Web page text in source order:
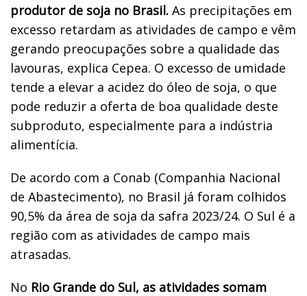
produtor de soja no Brasil. As precipitações em
excesso retardam as atividades de campo e vêm
gerando preocupações sobre a qualidade das
lavouras, explica Cepea. O excesso de umidade
tende a elevar a acidez do óleo de soja, o que
pode reduzir a oferta de boa qualidade deste
subproduto, especialmente para a indústria
alimentícia.
De acordo com a Conab (Companhia Nacional
de Abastecimento), no Brasil já foram colhidos
90,5% da área de soja da safra 2023/24. O Sul é a
região com as atividades de campo mais
atrasadas.
No Rio Grande do Sul, as atividades somam